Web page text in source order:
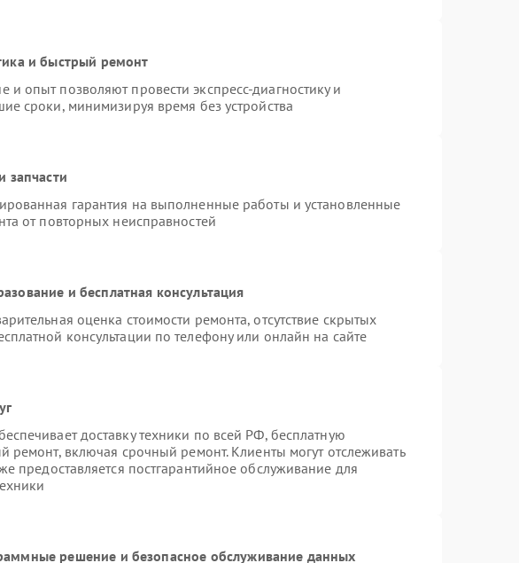
и быстрый ремонт
опыт позволяют провести экспресс-диагностику и
сроки, минимизируя время без устройства
запчасти
гарантия на выполненные работы и установленные
от повторных неисправностей
и бесплатная консультация
оценка стоимости ремонта, отсутствие скрытых
консультации по телефону или онлайн на сайте
доставку техники по всей РФ, бесплатную
ремонт, включая срочный ремонт. Клиенты могут отслеживать
предоставляется постгарантийное обслуживание для
решение и безопасное обслуживание данных